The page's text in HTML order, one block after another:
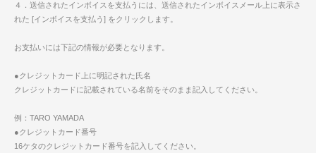
４．送信されたインボイスを支払うには、送信されたインボイスメール上に表示さ
れた [インボイスを支払う] をクリックします。
お支払いには下記の情報が必要となります。
●クレジットカード上に明記された氏名
クレジットカードに記載されている名前をそのまま記入してください。
例：TARO YAMADA
●クレジットカード番号
16ケタのクレジットカード番号を記入してください。